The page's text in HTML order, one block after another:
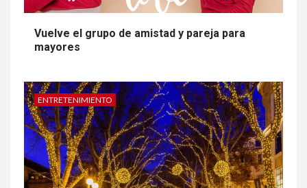
Vuelve el grupo de amistad y pareja para
mayores
ENTRETENIMIENTO